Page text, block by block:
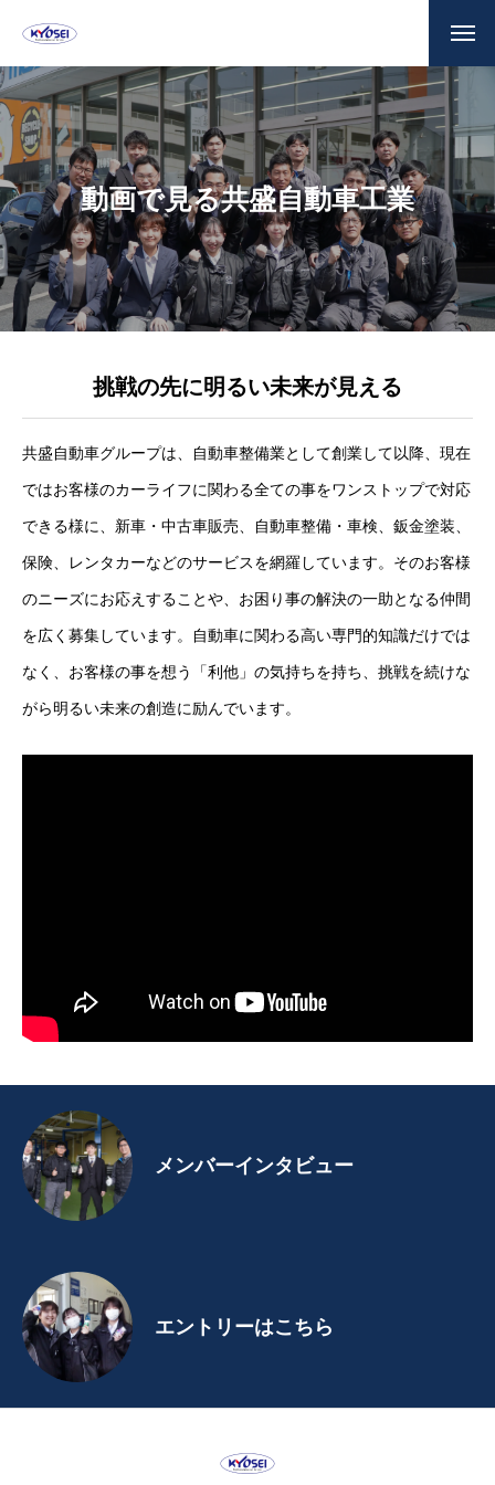
基本を知る
会社を知る
仕事を知る
動画で見る共盛自動車工業
挑戦の先に明るい未来が見える
共盛自動車グループは、自動車整備業として創業して以降、現在
ではお客様のカーライフに関わる全ての事をワンストップで対応
できる様に、新車・中古車販売、自動車整備・車検、鈑金塗装、
保険、レンタカーなどのサービスを網羅しています。そのお客様
のニーズにお応えすることや、お困り事の解決の一助となる仲間
を広く募集しています。自動車に関わる高い専門的知識だけでは
なく、お客様の事を想う「利他」の気持ちを持ち、挑戦を続けな
がら明るい未来の創造に励んでいます。
メンバーインタビュー
エントリーはこちら